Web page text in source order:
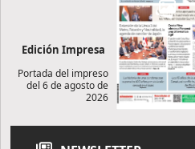
Edición Impresa
Portada del impreso
del 6 de agosto de
2026